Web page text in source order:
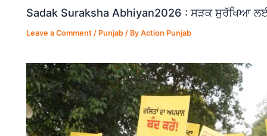
Sadak Suraksha Abhiyan2026 : ਸੜਕ ਸੁਰੱਖਿਆ
Leave a Comment / Punjab / ByAction Punjab